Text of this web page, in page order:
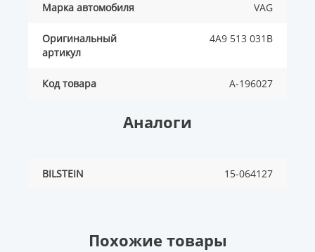
Марка автомобиля VAG
Оригинальный
артикул
4A9 513 031B
Код товара A-196027
Аналоги
BILSTEIN 15-064127
Похожие товары